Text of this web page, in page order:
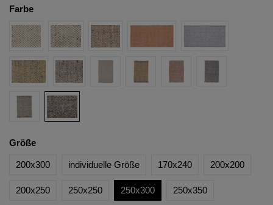
Farbe
Größe
200x300 individuelle Größe 170x240 200x200
200x250 250x250 250x300 250x350